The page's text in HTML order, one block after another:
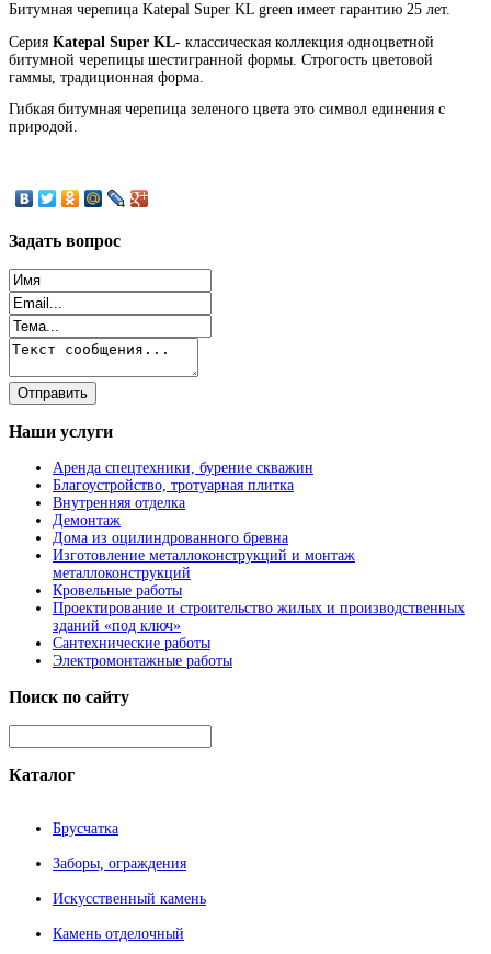
Битумная черепица Katepal Super KL green имеет гарантию 25 лет.
Серия Katepal Super KL- классическая коллекция одноцветной
битумной черепицы шестигранной формы. Строгость цветовой
гаммы, традиционная форма.
Гибкая битумная черепица зеленого цвета это символ единения с
природой.
Задать вопрос
Наши услуги
Аренда спецтехники, бурение скважин
Благоустройство, тротуарная плитка
Внутренняя отделка
Демонтаж
Дома из оцилиндрованного бревна
Изготовление металлоконструкций и монтаж
металлоконструкций
Кровельные работы
Проектирование и строительство жилых и производственных
зданий «под ключ»
Сантехнические работы
Электромонтажные работы
Поиск по сайту
Каталог
Брусчатка
Заборы, ограждения
Искусственный камень
Камень отделочный